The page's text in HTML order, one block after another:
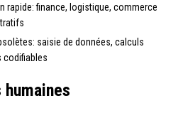
rapide: finance, logistique, commerce
saisie de données, calculs
codifiables